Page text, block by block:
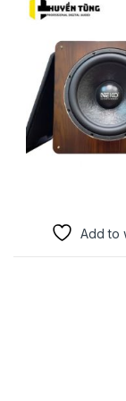
Add to